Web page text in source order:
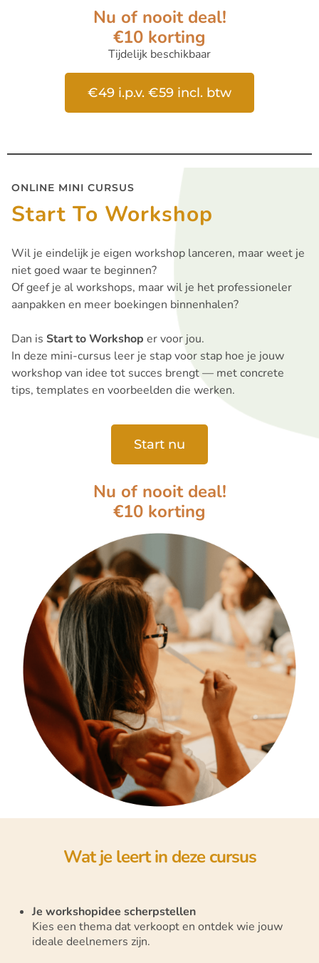
Nu of nooit deal!
€10 korting
Tijdelijk beschikbaar
€49 i.p.v. €59 incl. btw
ONLINE MINI CURSUS
Start To Workshop
Wil je eindelijk je eigen workshop lanceren, maar weet je
niet goed waar te beginnen?
Of geef je al workshops, maar wil je het professioneler
aanpakken en meer boekingen binnenhalen?
Dan is Start to Workshop er voor jou.
In deze mini-cursus leer je stap voor stap hoe je jouw
workshop van idee tot succes brengt — met concrete
tips, templates en voorbeelden die werken.
Start nu
Nu of nooit deal!
€10 korting
Wat je leert in deze cursus
Je workshopidee scherpstellen
Kies een thema dat verkoopt en ontdek wie jouw
ideale deelnemers zijn.